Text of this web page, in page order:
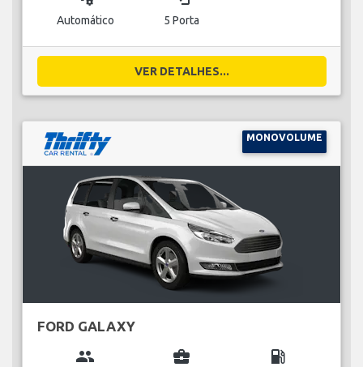
Automático 5 Porta
VER DETALHES...
MONOVOLUME
FORD GALAXY
group business_center local_gas_station